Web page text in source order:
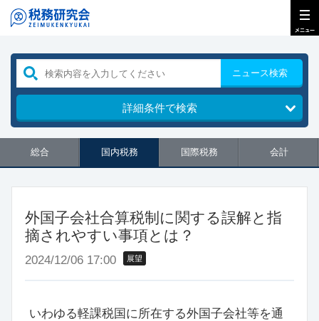
ニュース検索
詳細条件で検索
総合 国内税務 国際税務 会計
外国子会社合算税制に関する誤解と指
摘されやすい事項とは？
2024/12/06 17:00 展望
いわゆる軽課税国に所在する外国子会社等を通